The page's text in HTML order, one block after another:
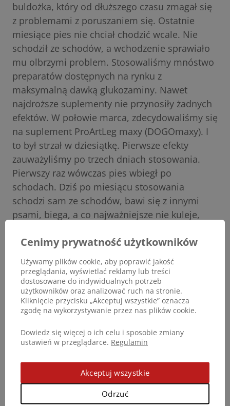
buldożka, który od dłuższego czasu zmagał się
z problemami z poruszaniem się. Ostatnie
miesiące pies nie chciał chodzić wcale. Nie
schodził ze schodów, a wchodzenie sprawiało
mu olbrzymi problem. Stosowaliśmy mnóstwo
preparatów dostępnych na rynku z
maksymalną dawką glukozaminy. Nawet
najdroższe suplementy nie przynosiły żadnych
efektów. W połowie marca, zdecydowaliśmy się
na suplement ProArtLeg maxy (DOGOmaxy). I
to był strzał w dziesiątkę. Pierwsze efekty
zauważyliśmy po trzech dniach stosowania.
Pierwszy raz wówczas pies wbiegł po
schodach. Dziś po miesiącu stosowania
schodzi sam ze schodów, bawi się z innymi
psami, biega, a co najważniejsze nie kuleje,
koniecznością. Jesteśmy bardzo zadowoleni, że
spróbowaliśmy. Każdemu z czystym
sumieniem polecę suplementy ProArtLeg maxy
(DOGOmaxy.
Cenimy prywatność użytkowników
Używamy plików cookie, aby poprawić jakość
przeglądania, wyświetlać reklamy lub treści
dostosowane do indywidualnych potrzeb
użytkowników oraz analizować ruch na stronie.
Kliknięcie przycisku „Akceptuj wszystkie” oznacza
zgodę na wykorzystywanie przez nas plików cookie.
Dowiedz się więcej o ich celu i sposobie zmiany
ustawień w przeglądarce. Regulamin
Odrzuć
Akceptuj wszystkie